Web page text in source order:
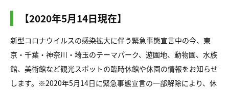
【2020年5月14日現在】
新型コロナウイルスの感染拡大に伴う緊急事態宣言中の今、東
京・千葉・神奈川・埼玉のテーマパーク、遊園地、動物園、水族
館、美術館など観光スポットの臨時休館や休園の情報をお知らせ
します。※2020年5月14日に緊急事態宣言の一部解除により、休